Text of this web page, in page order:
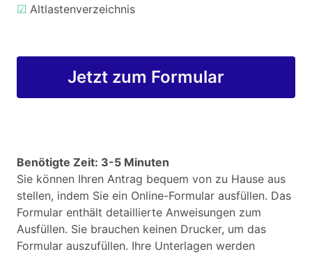
☑ Altlastenverzeichnis
Jetzt zum Formular
Benötigte Zeit: 3-5 Minuten
Sie können Ihren Antrag bequem von zu Hause aus
stellen, indem Sie ein Online-Formular ausfüllen. Das
Formular enthält detaillierte Anweisungen zum
Ausfüllen. Sie brauchen keinen Drucker, um das
Formular auszufüllen. Ihre Unterlagen werden